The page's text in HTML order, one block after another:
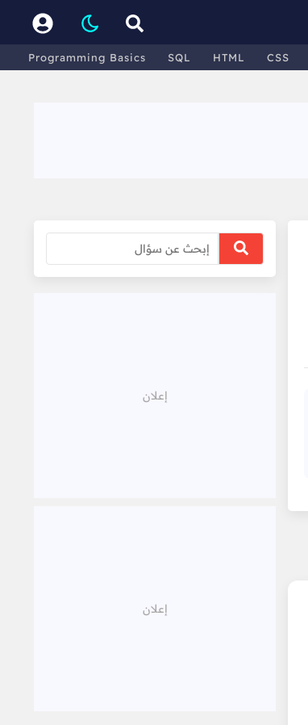
Programming Basics SQL HTML CSS